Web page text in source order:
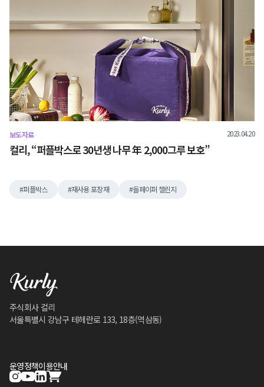
보도자료 2023.04.20
컬리, “퍼플박스로 30년생 나무 年 2,000그루 보호”
퍼플박스 재사용 포장재 올페이퍼 챌린지
주식회사 컬리
서울특별시 강남구 테헤란로 133, 18층(역삼동)
운영정책이용안내